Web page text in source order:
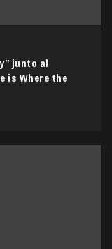
junto al
is Where the